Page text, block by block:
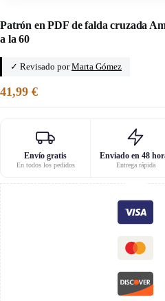
Patrón en PDF de falda cruzada
a la 60
✓ Revisado porMarta Gómez
41,99 €
Envío gratis
En todos los pedidos
Enviado en 48
Entrega rápida